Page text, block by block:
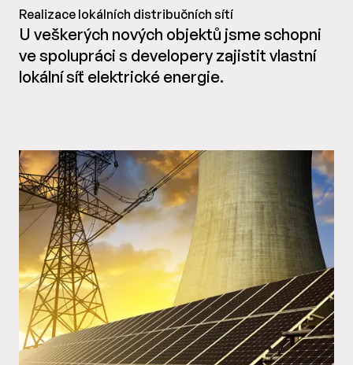
Realizace lokálních distribučních sítí
U veškerých nových objektů jsme schopni
ve spolupráci s developery zajistit vlastní
lokální síť elektrické energie.